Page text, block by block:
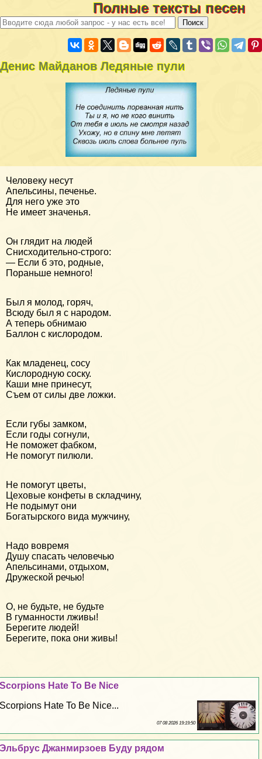
Полные тексты песен
Денис Майданов Ледяные пули
Человеку несут
Апельсины, печенье.
Для него уже это
Не имеет значенья.
Он глядит на людей
Снисходительно-строго:
— Если б это, родные,
Пораньше немного!
Был я молод, горяч,
Всюду был я с народом.
А теперь обнимаю
Баллон с кислородом.
Как младенец, сосу
Кислородную соску.
Каши мне принесут,
Съем от силы две ложки.
Если губы замком,
Если годы согнули,
Не поможет фабком,
Не помогут пилюли.
Не помогут цветы,
Цеховые конфеты в складчину,
Не подымут они
Богатырского вида мужчину,
Надо вовремя
Душу спасать человечью
Апельсинами, отдыхом,
Дружеской речью!
О, не будьте, не будьте
В гуманности лживы!
Берегите людей!
Берегите, пока они живы!
Scorpions Hate To Be Nice
Scorpions Hate To Be Nice...
07 08 2026 19:19:50
Эльбрус Джанмирзоев Буду рядом